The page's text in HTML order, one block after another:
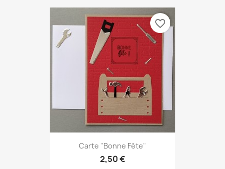
Carte "Bonne Fête"
2,50 €
favorite_border